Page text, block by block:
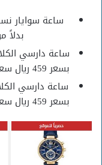
بدلاً من 1185 ويوفر لكم
ساعة دارسي
بسعر 459 ريال سعودي بدلاً من 1055 ويوفر لكم 596 ريال .
ساعة دارسي
بسعر 459 ريال سعودي بدلاً من 1055 ويوفر لكم 596 ريال .